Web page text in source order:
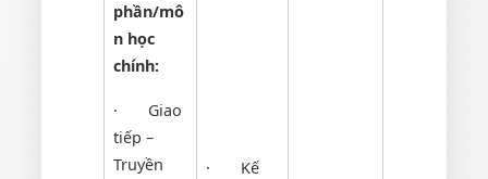
phần/mô
n học
chính:
· Giao
tiếp –
Truyền
· Kế